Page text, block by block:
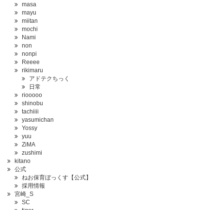
masa
mayu
miitan
mochi
Nami
non
nonpi
Reeee
rikimaru
アドテクちっく
日常
riooooo
shinobu
tachiiii
yasumichan
Yossy
yuu
ZiMA
zushimi
kitano
公式
ねお保育ぼっくす【公式】
採用情報
宮崎_S
SC